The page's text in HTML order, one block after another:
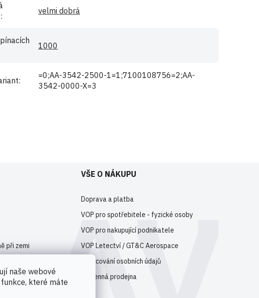
naše webové
které máte
:
velmi dobrá
1000
:
=0;AA-3542-2500-1=1;7100108756=2;AA-
3542-0000-X=3
při zemi
VŠE O NÁKUPU
Doprava a platba
VOP pro spotřebitele - fyzické osoby
VOP pro nakupující podnikatele
VOP Letectví / GT&C Aerospace
Zpracování osobních údajů
Kamenná prodejna